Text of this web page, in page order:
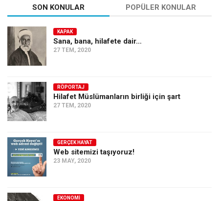
SON KONULAR POPÜLER KONULAR
KAPAK
Sana, bana, hilafete dair…
27 TEM, 2020
RÖPORTAJ
Hilafet Müslümanların birliği için şart
27 TEM, 2020
GERÇEK HAYAT
Web sitemizi taşıyoruz!
23 MAY, 2020
EKONOMI